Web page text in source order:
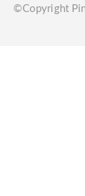
©Copyright